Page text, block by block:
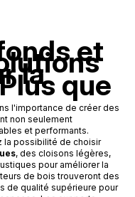
ROUY
et
la que
l'importance de créer des
non seulement
et performants.
la possibilité de choisir
, des cloisons légères,
pour améliorer la
de bois trouveront des
de qualité supérieure pour